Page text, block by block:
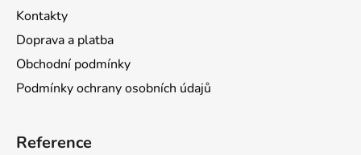
Kontakty
Doprava a platba
Obchodní podmínky
Podmínky ochrany osobních údajů
Reference